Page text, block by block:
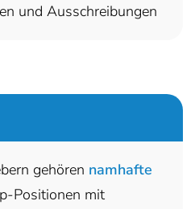
und Ausschreibungen
gehören namhafte
Positionen mit